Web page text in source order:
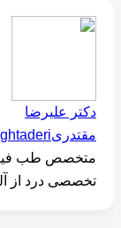
دکتر علیرضا
مقتدری
متخصص طب
تخصصی درد از